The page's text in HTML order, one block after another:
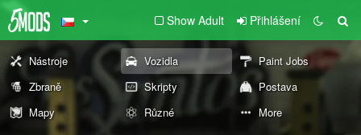
Show Adult Přihlášení
Nástroje Vozidla
Paint Jobs
Zbraně
Skripty
Postava
Mapy
Různé More